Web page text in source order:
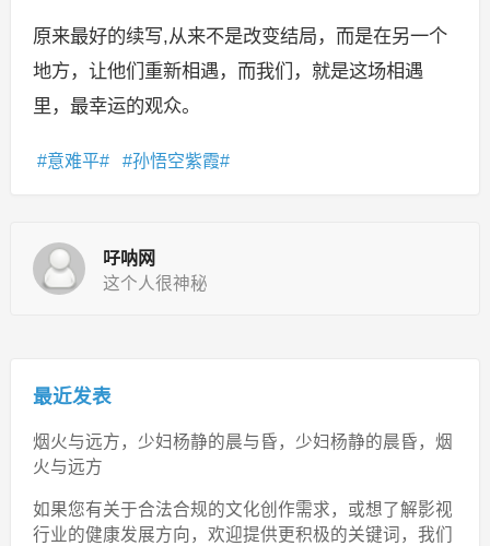
原来最好的续写,从来不是改变结局，而是在另一个
地方，让他们重新相遇，而我们，就是这场相遇
里，最幸运的观众。
意难平 孙悟空紫霞
吇呐网
这个人很神秘
最近发表
烟火与远方，少妇杨静的晨与昏，少妇杨静的晨昏，烟
火与远方
如果您有关于合法合规的文化创作需求，或想了解影视
行业的健康发展方向，欢迎提供更积极的关键词，我们